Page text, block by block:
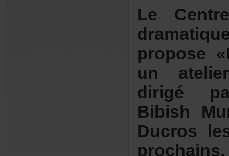
prochains.